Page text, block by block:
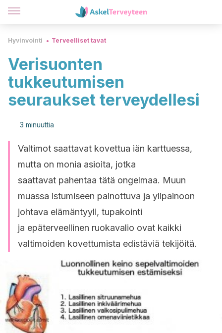
Hyvinvointi Terveelliset tavat
Verisuonten
tukkeutumisen
seuraukset terveydellesi
3 minuuttia
Valtimot saattavat kovettua iän karttuessa,
mutta on monia asioita, jotka
saattavat pahentaa tätä ongelmaa. Muun
muassa istumiseen painottuva ja ylipainoon
johtava elämäntyyli, tupakointi
ja epäterveellinen ruokavalio ovat kaikki
valtimoiden kovettumista edistäviä tekijöitä.